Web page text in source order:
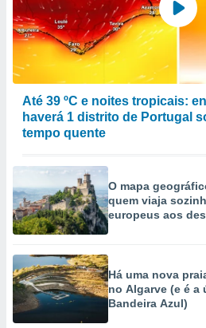
Até 39 ºC e noites tropicais:
haverá 1 distrito de Portugal
tempo quente
O mapa
quem viaja
europeus aos
Há uma nova
no Algarve (e é a
Bandeira Azul)